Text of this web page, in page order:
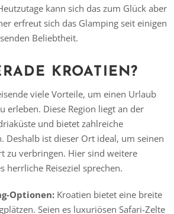
kann sich das zum Glück aber
erfreut sich das Glamping seit einigen
Beliebtheit.
KROATIEN?
viele Vorteile, um einen Urlaub
erleben. Diese Region liegt an der
und bietet zahlreiche
Deshalb ist dieser Ort ideal, um seinen
zu verbringen. Hier sind weitere
herrliche Reiseziel sprechen.
Optionen: Kroatien bietet eine breite
Seien es luxuriösen Safari-Zelte